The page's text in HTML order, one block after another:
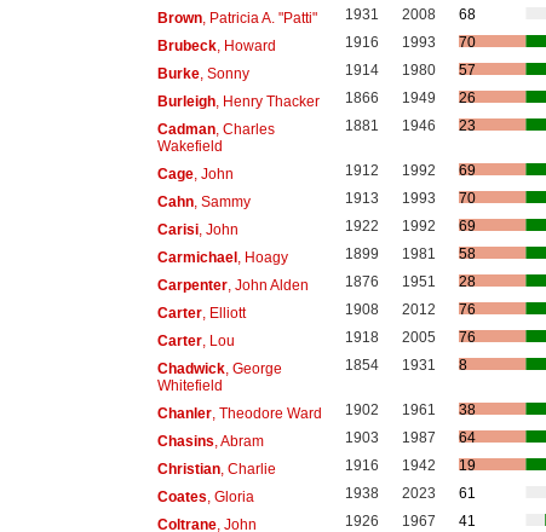
Brown, Patricia A. "Patti" 1931 2008
68
Brubeck, Howard 1916 1993
70
Burke, Sonny 1914 1980
57
Burleigh, Henry Thacker 1866 1949
26
Cadman, Charles
Wakefield
1881 1946 23
Cage, John 1912 1992
69
Cahn, Sammy 1913 1993
70
Carisi, John 1922 1992
69
Carmichael, Hoagy 1899 1981
58
Carpenter, John Alden 1876 1951
28
Carter, Elliott 1908 2012
76
Carter, Lou 1918 2005
76
Chadwick, George
Whitefield
1854 1931 8
Chanler, Theodore Ward 1902 1961
38
Chasins , Abram 1903 1987
64
Christian, Charlie 1916 1942
19
Coates , Gloria 1938 2023
61
Coltrane, John 1926 1967
41